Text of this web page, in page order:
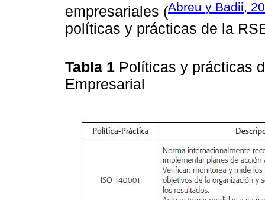
empresariales (Abreu y Badii,
políticas y prácticas de la
Tabla 1 Políticas y prácticas
Empresarial